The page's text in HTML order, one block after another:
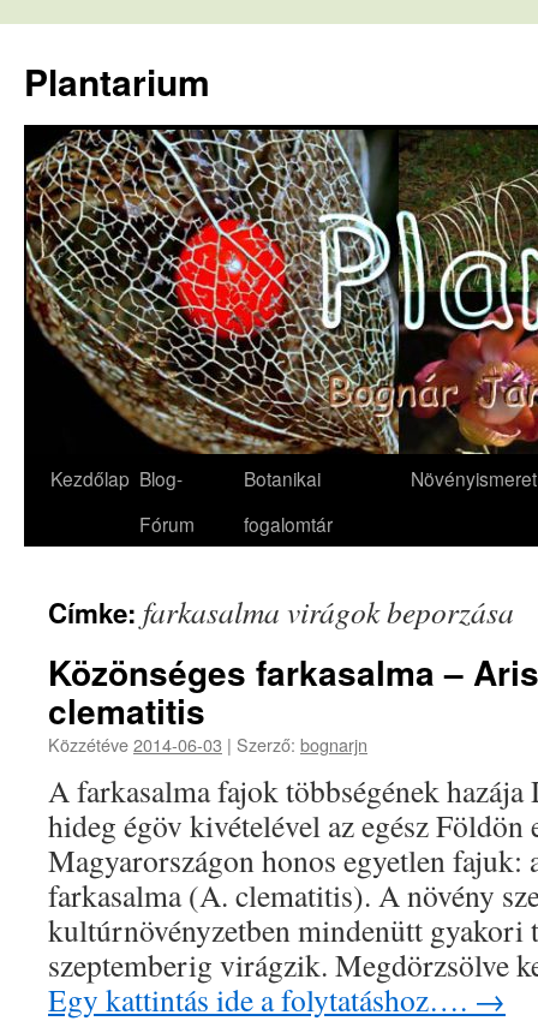
tartalomba
Plantarium
Kezdőlap Blog-
Fórum
Botanikai
fogalomtár
Növényismeret
Címke: farkasalma virágok beporzása
Közönséges farkasalma –
clematitis
Közzétéve2014-06-03 | Szerző: bognarjn
A farkasalma fajok többségének
hideg égöv kivételével az egész
Magyarországon honos egyetlen fajuk:
farkasalma (A. clematitis). A növény
kultúrnövényzetben mindenütt
szeptemberig virágzik. Megdörzsölve
Egy kattintás ide a folytatáshoz…. →